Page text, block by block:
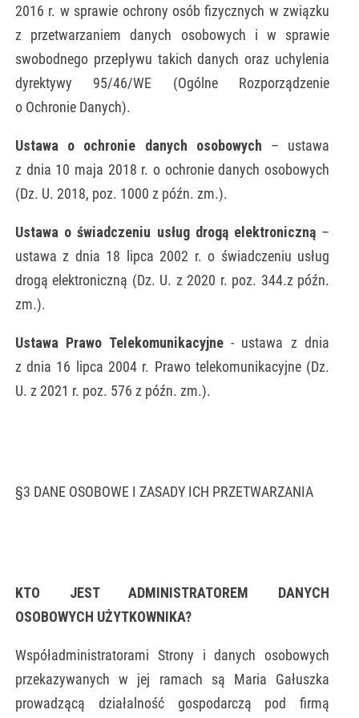
2016 r. w sprawie ochrony osób fizycznych w związku
z przetwarzaniem danych osobowych i w sprawie
swobodnego przepływu takich danych oraz uchylenia
dyrektywy 95/46/WE (Ogólne Rozporządzenie
o Ochronie Danych).
Ustawa o ochronie danych osobowych – ustawa
z dnia 10 maja 2018 r. o ochronie danych osobowych
(Dz. U. 2018, poz. 1000 z późn. zm.).
Ustawa o świadczeniu usług drogą elektroniczną–
ustawa z dnia 18 lipca 2002 r. o świadczeniu usług
drogą elektroniczną (Dz. U. z 2020 r. poz. 344.z późn.
zm.).
Ustawa Prawo Telekomunikacyjne- ustawa z dnia
z dnia 16 lipca 2004 r. Prawo telekomunikacyjne (Dz.
U. z 2021 r. poz. 576 z późn. zm.).
§3 DANE OSOBOWE I ZASADY ICH PRZETWARZANIA
KTO JEST ADMINISTRATOREM DANYCH
OSOBOWYCH UŻYTKOWNIKA?
Współadministratorami Strony i danych osobowych
przekazywanych w jej ramach są Maria Gałuszka
prowadzącą działalność gospodarczą pod firmą